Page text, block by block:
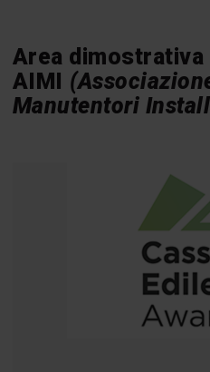
Area dimostrativa
AIMI
Manutentori